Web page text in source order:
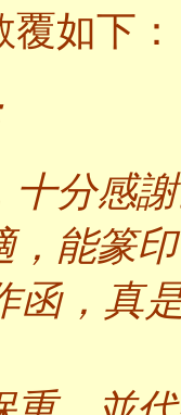
如下：
十分感
，能篆
函，真